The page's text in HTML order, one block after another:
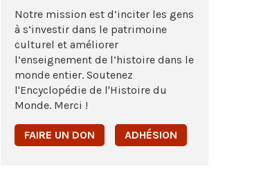
Notre mission est d’inciter les gens
à s’investir dans le patrimoine
culturel et améliorer
l’enseignement de l’histoire dans le
monde entier. Soutenez
l'Encyclopédie de l'Histoire du
Monde. Merci !
FAIRE UN DON ADHÉSION